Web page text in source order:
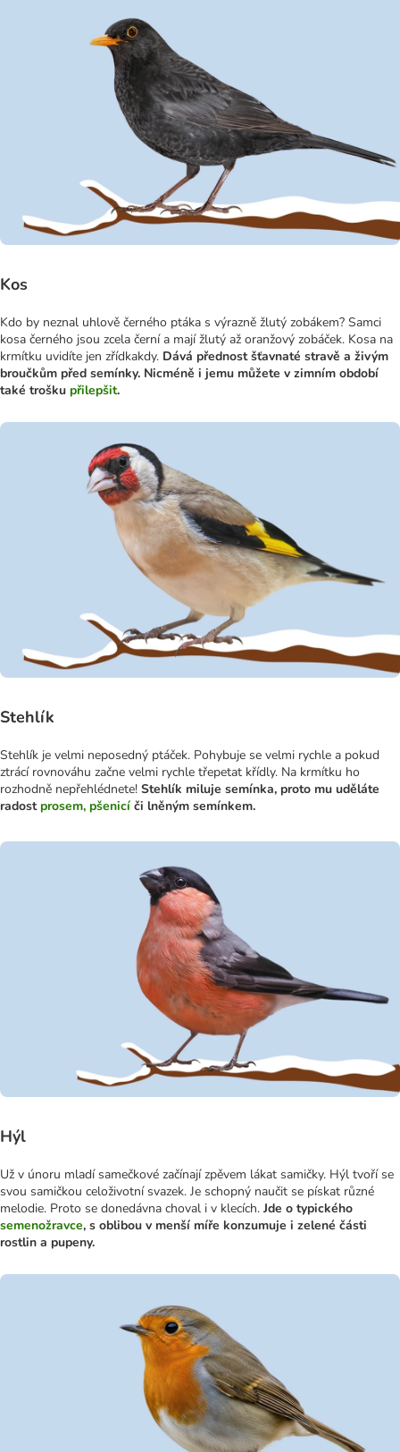
Kos
Kdo by neznal uhlově černého ptáka s výrazně žlutý zobákem? Samci
kosa černého jsou zcela černí a mají žlutý až oranžový zobáček. Kosa na
krmítku uvidíte jen zřídkakdy. Dává přednost šťavnaté stravě a živým
broučkům před semínky. Nicméně i jemu můžete v zimním období
také trošku přilepšit.
Stehlík
Stehlík je velmi neposedný ptáček. Pohybuje se velmi rychle a pokud
ztrácí rovnováhu začne velmi rychle třepetat křídly. Na krmítku ho
rozhodně nepřehlédnete! Stehlík miluje semínka, proto mu uděláte
radostprosem, pšenicí či lněným semínkem.
Hýl
Už v únoru mladí samečkové začínají zpěvem lákat samičky. Hýl tvoří se
svou samičkou celoživotní svazek. Je schopný naučit se pískat různé
melodie. Proto se donedávna choval i v klecích. Jde o typického
semenožravce, s oblibou v menší míře konzumuje i zelené části
rostlin a pupeny.